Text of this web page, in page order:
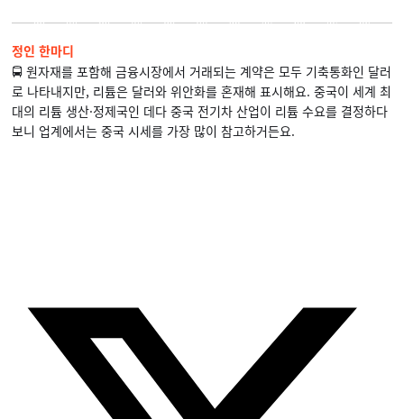
정인 한마디
🚍 원자재를 포함해 금융시장에서 거래되는 계약은 모두 기축통화인 달러
로 나타내지만, 리튬은 달러와 위안화를 혼재해 표시해요. 중국이 세계 최
대의 리튬 생산·정제국인 데다 중국 전기차 산업이 리튬 수요를 결정하다
보니 업계에서는 중국 시세를 가장 많이 참고하거든요.